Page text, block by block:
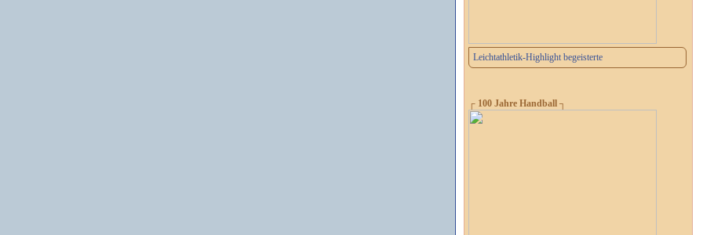
Leichtathletik-Highlight begeisterte
┌ 100 Jahre Handball ┐